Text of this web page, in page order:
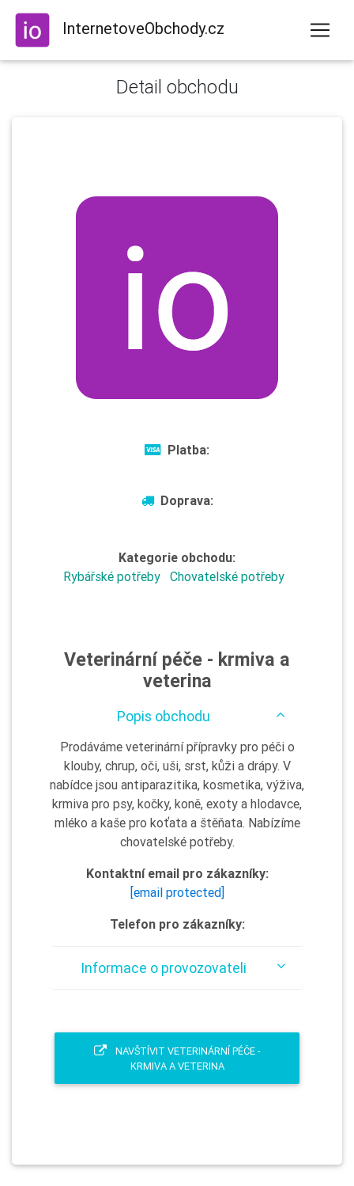
InternetoveObchody.cz
Detail obchodu
Platba:
Doprava:
Kategorie obchodu:
Rybářské potřeby Chovatelské potřeby
Veterinární péče - krmiva a
veterina
Popis obchodu
Prodáváme veterinární přípravky pro péči o
klouby, chrup, oči, uši, srst, kůži a drápy. V
nabídce jsou antiparazitika, kosmetika, výživa,
krmiva pro psy, kočky, koně, exoty a hlodavce,
mléko a kaše pro koťata a štěňata. Nabízíme
chovatelské potřeby.
Kontaktní email pro zákazníky:
[email protected]
Telefon pro zákazníky:
Informace o provozovateli
NAVŠTÍVIT VETERINÁRNÍ PÉČE -
KRMIVA A VETERINA